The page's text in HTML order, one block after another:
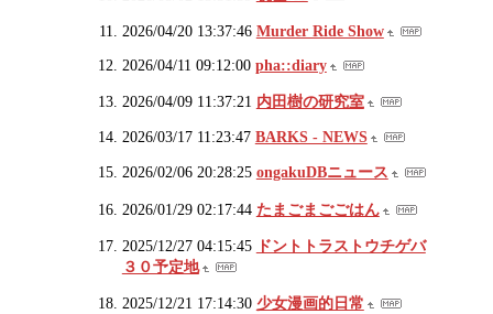
2026/04/20 13:37:46 Murder Ride Show
2026/04/11 09:12:00 pha::diary
2026/04/09 11:37:21 内田樹の研究室
2026/03/17 11:23:47 BARKS - NEWS
2026/02/06 20:28:25 ongakuDBニュース
2026/01/29 02:17:44 たまごまごごはん
2025/12/27 04:15:45 ドントトラストウチゲバ
３０予定地
2025/12/21 17:14:30 少女漫画的日常